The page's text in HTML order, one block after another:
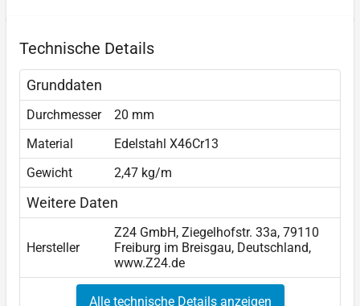
Technische Details
Grunddaten
Durchmesser
20 mm
Material
Edelstahl X46Cr13
Gewicht
2,47 kg/m
Weitere Daten
Hersteller
Z24 GmbH, Ziegelhofstr. 33a, 79110
Freiburg im Breisgau, Deutschland,
www.Z24.de
Alle technische Details anzeigen